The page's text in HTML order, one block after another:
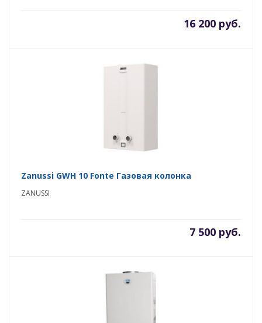
16 200 руб.
Zanussi GWH 10 Fonte Газовая колонка
ZANUSSI
7 500 руб.